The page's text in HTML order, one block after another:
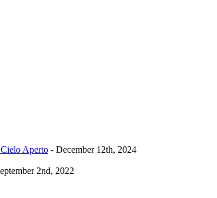
Aperto - December 12th, 2024
2nd, 2022